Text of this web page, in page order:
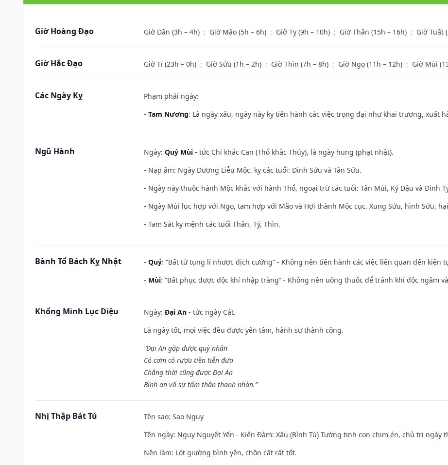
Giờ Hoàng Đạo Giờ Dần (3h – 4h) ; Giờ Mão (5h – 6h) ; Giờ Tỵ (9h – 10h) ; Giờ Thân (15h – 16h) ; Giờ Tuất
Giờ Hắc Đạo Giờ Tí (23h – 0h) ; Giờ Sửu (1h – 2h) ; Giờ Thìn (7h – 8h) ; Giờ Ngọ (11h – 12h) ; Giờ Mùi
Các Ngày Kỵ
Phạm phải ngày:
- Tam Nương: Là ngày xấu, ngày này kỵ tiến hành các việc trọng đại như khai trương, xuất
Ngũ Hành Ngày: Quý Mùi - tức Chi khắc Can (Thổ khắc Thủy), là ngày hung (phạt nhật).
- Nạp âm: Ngày Dương Liễu Mộc, kỵ các tuổi: Đinh Sửu và Tân Sửu.
- Ngày này thuộc hành Mộc khắc với hành Thổ, ngoại trừ các tuổi: Tân Mùi, Kỷ Dậu và Đinh
- Ngày Mùi lục hợp với Ngọ, tam hợp với Mão và Hợi thành Mộc cục. Xung Sửu, hình Sửu,
- Tam Sát kỵ mệnh các tuổi Thân, Tý, Thìn.
Bành Tổ Bách Kỵ Nhật - Quý: “Bất từ tụng lí nhược địch cường” - Không nên tiến hành các việc liên quan đến kiện
- Mùi: “Bất phục dược độc khí nhập tràng” - Không nên uống thuốc để tránh khí độc ngấm
Khổng Minh Lục Diệu Ngày: Đại An - tức ngày Cát.
Là ngày tốt, mọi việc đều được yên tâm, hành sự thành công.
“Đại An gặp được quý nhân
Có cơm có rượu tiền tiễn đưa
Chẳng thời cũng được Đại An
Bình an vô sự tấm thân thanh nhàn.”
Nhị Thập Bát Tú Tên sao: Sao Nguy
Tên ngày: Nguy Nguyệt Yến - Kiên Đàm: Xấu (Bình Tú) Tướng tinh con chim én, chủ trị ngày
Nên làm: Lót giường bình yên, chôn cất rất tốt.